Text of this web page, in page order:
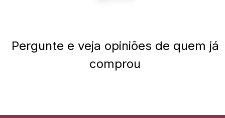
Pergunte e veja opiniões de quem já
comprou